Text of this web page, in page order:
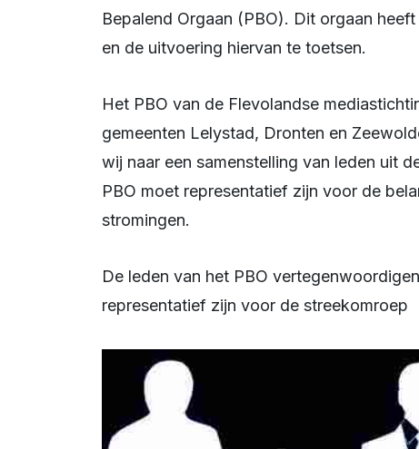
Bepalend Orgaan (PBO). Dit orgaan
en de uitvoering hiervan te toetsen.
Het PBO van de Flevolandse mediastichting bestaat uit meerdere leden. Leden vanuit de
gemeenten Lelystad, Dronten en
wij naar een samenstelling van leden uit
PBO moet representatief zijn voor de
stromingen.
De leden van het PBO vertegenwoordigen zo veel mogelijk gezamenlijk de sectoren die
representatief zijn voor de streekomroep